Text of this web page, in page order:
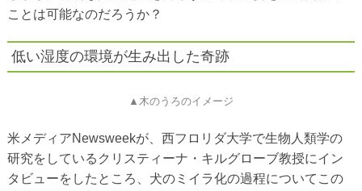
ことは可能なのだろうか？
低い湿度の環境が生み出した奇跡
▲木のうろのイメージ
米メディアNewsweekが、西フロリダ大学で生物人類学の
研究をしているクリスティーナ・キルグローブ教授にイン
タビューをしたところ、犬のミイラ化の過程についてこの